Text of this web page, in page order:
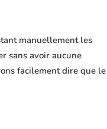
manuellement les
sans avoir aucune
facilement dire que le